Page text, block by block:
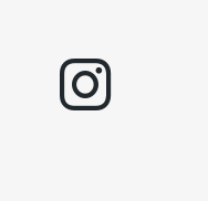
instagram